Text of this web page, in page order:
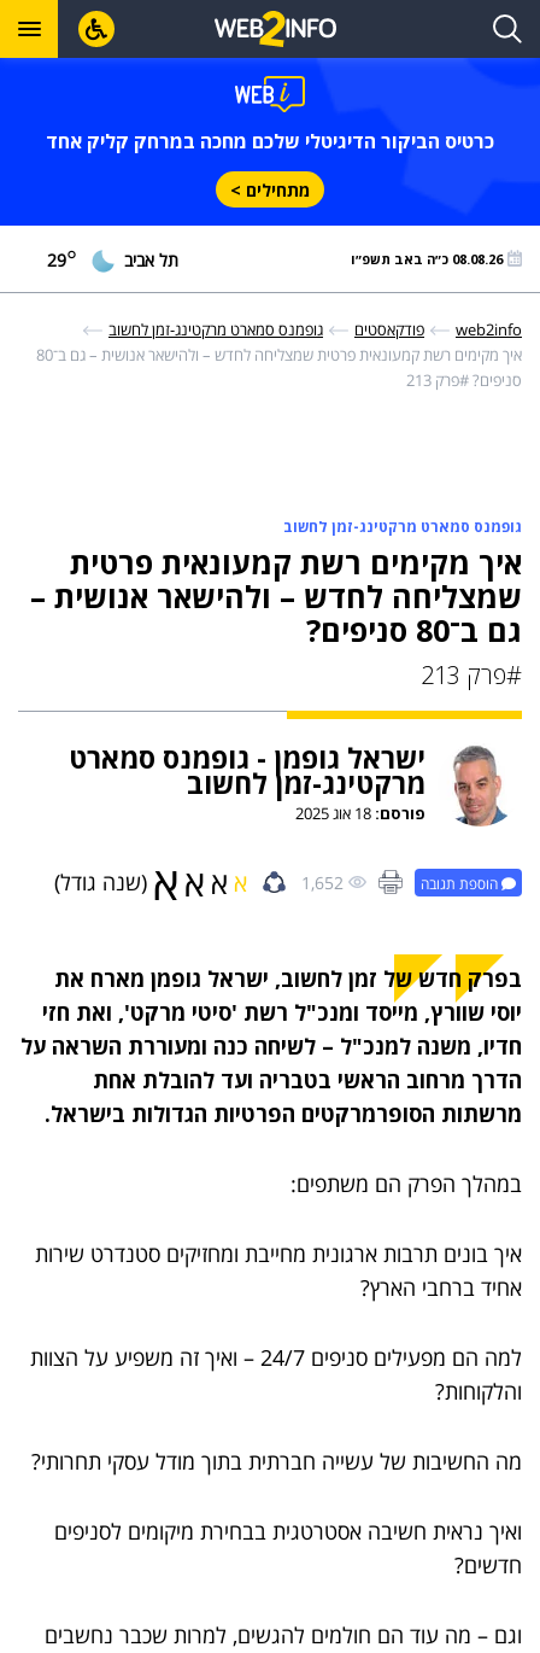
כרטיס הביקור הדיגיטלי שלכם מחכה במרחק קליק אחד
מתחילים >
08.08.26 כ״ה באב תשפ״ו תל אביב 29°
web2info פודקאסטים
גופמנס סמארט מרקטינג-זמן לחשוב
איך מקימים רשת קמעונאית פרטית שמצליחה לחדש – ולהישאר אנושית – גם ב־80
סניפים?#פרק 213
גופמנס סמארט מרקטינג-זמן לחשוב
איך מקימים רשת קמעונאית פרטית
שמצליחה לחדש – ולהישאר אנושית –
גם ב־80 סניפים?
#פרק 213
ישראל גופמן - גופמנס סמארט
מרקטינג-זמן לחשוב
פורסם:
הוספת תגובה 1,652 א א אא (שנה גודל)
בפרק חדש של זמן לחשוב, ישראל גופמן מארח את
יוסי שוורץ, מייסד ומנכ"ל רשת 'סיטי מרקט', ואת חזי
חדיו, משנה למנכ"ל – לשיחה כנה ומעוררת השראה על
הדרך מרחוב הראשי בטבריה ועד להובלת אחת
מרשתות הסופרמרקטים הפרטיות הגדולות בישראל.
במהלך הפרק הם משתפים:
איך בונים תרבות ארגונית מחייבת ומחזיקים סטנדרט שירות
אחיד ברחבי הארץ?
למה הם מפעילים סניפים 24/7 – ואיך זה משפיע על הצוות
והלקוחות?
מה החשיבות של עשייה חברתית בתוך מודל עסקי תחרותי?
ואיך נראית חשיבה אסטרטגית בבחירת מיקומים לסניפים
חדשים?
וגם – מה עוד הם חולמים להגשים, למרות שכבר נחשבים